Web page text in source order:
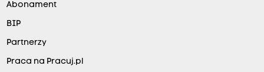
Abonament
BIP
Partnerzy
Praca na Pracuj.pl